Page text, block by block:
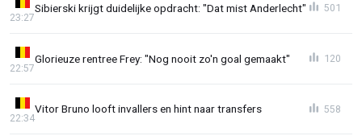
Sibierski krijgt duidelijke opdracht: "Dat mist Anderlecht"
23:27
501
Glorieuze rentree Frey: "Nog nooit zo'n goal gemaakt"
22:57
120
Vitor Bruno looft invallers en hint naar transfers
22:34
558